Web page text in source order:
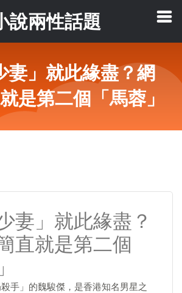
說兩性話題
妻」就此緣盡？網
是第二個「馬蓉」
妻」就此緣盡？
直就是第二個
手」的魏駿傑，是香港知名男星之